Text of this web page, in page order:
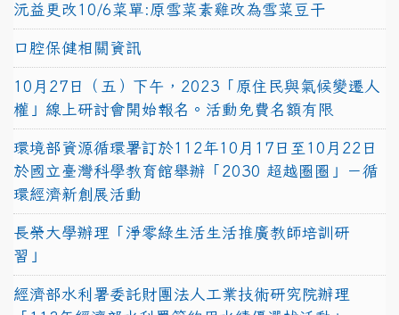
沅益更改10/6菜單:原雪菜素雞改為雪菜豆干
口腔保健相關資訊
10月27日（五）下午，2023「原住民與氣候變遷人
權」線上研討會開始報名。活動免費名額有限
環境部資源循環署訂於112年10月17日至10月22日
於國立臺灣科學教育館舉辦「2030 超越圈圈」－循
環經濟新創展活動
長榮大學辦理「淨零綠生活生活推廣教師培訓研
習」
經濟部水利署委託財團法人工業技術研究院辦理